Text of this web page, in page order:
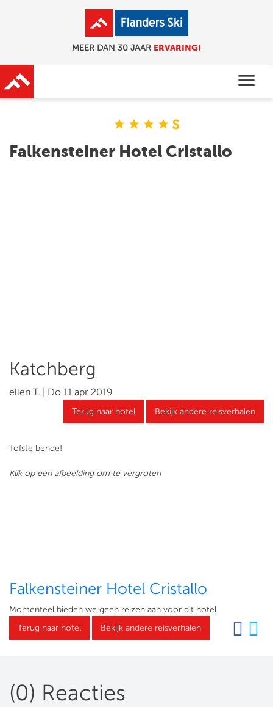
MEER DAN 30 JAAR ERVARING!
menu
star star star star s
Falkensteiner Hotel Cristallo
Katchberg
ellen T. | Do 11 apr 2019
Terug naar hotel Bekijk andere reisverhalen
Tofste bende!
Klik op een afbeelding om te vergroten
Falkensteiner Hotel Cristallo
Momenteel bieden we geen reizen aan voor dit hotel
Terug naar hotel
Bekijk andere reisverhalen
(0) Reacties